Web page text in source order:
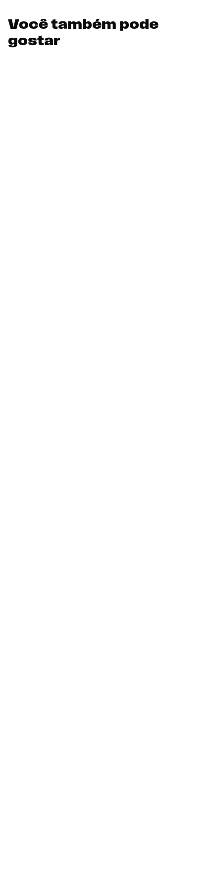
Você também pode
gostar